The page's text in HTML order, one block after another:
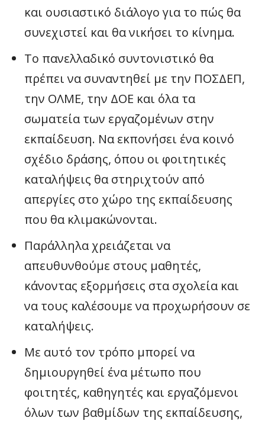
και ουσιαστικό διάλογο για το πώς θα
συνεχιστεί και θα νικήσει το κίνημα.
Το πανελλαδικό συντονιστικό θα
πρέπει να συναντηθεί με την ΠΟΣΔΕΠ,
την ΟΛΜΕ, την ΔΟΕ και όλα τα
σωματεία των εργαζομένων στην
εκπαίδευση. Να εκπονήσει ένα κοινό
σχέδιο δράσης, όπου οι φοιτητικές
καταλήψεις θα στηριχτούν από
απεργίες στο χώρο της εκπαίδευσης
που θα κλιμακώνονται.
Παράλληλα χρειάζεται να
απευθυνθούμε στους μαθητές,
κάνοντας εξορμήσεις στα σχολεία και
να τους καλέσουμε να προχωρήσουν σε
καταλήψεις.
Με αυτό τον τρόπο μπορεί να
δημιουργηθεί ένα μέτωπο που
φοιτητές, καθηγητές και εργαζόμενοι
όλων των βαθμίδων της εκπαίδευσης,